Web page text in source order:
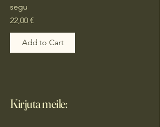
segu
Price
22,00 €
Add to Cart
Kirjuta meile: